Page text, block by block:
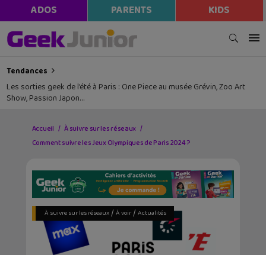
ADOS PARENTS KIDS
Tendances
Les sorties geek de l’été à Paris : One Piece au musée Grévin, Zoo Art
Show, Passion Japon…
Accueil
À suivre sur les réseaux
Comment suivre les Jeux Olympiques de Paris 2024 ?
À suivre sur les réseaux/ À voir/ Actualités